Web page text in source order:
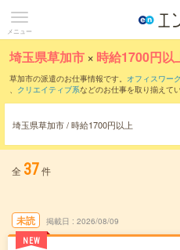
メニュー
埼玉県草加市 × 時給1700円以
草加市の派遣のお仕事情報です。 オフィスワー
、 クリエイティブ系などのお仕事を取り揃えて
埼玉県草加市 / 時給1700円以上
全 37件
未読
NEW
掲載日 2026/08/09